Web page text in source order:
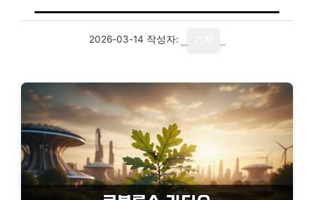
2026-03-14 작성자: